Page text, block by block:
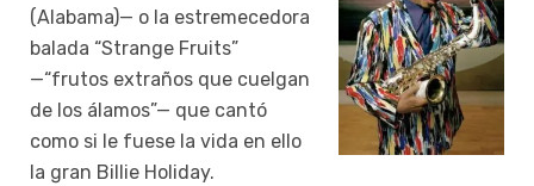
(Alabama)— o la estremecedora
balada “Strange Fruits”
—“frutos extraños que cuelgan
de los álamos”— que cantó
como si le fuese la vida en ello
la gran Billie Holiday.